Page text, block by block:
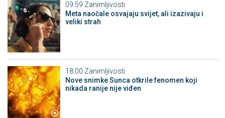
09:59 Zanimljivosti
Meta naočale osvajaju svijet, ali izazivaju i
veliki strah
18:00 Zanimljivosti
Nove snimke Sunca otkrile fenomen koji
nikada ranije nije viđen